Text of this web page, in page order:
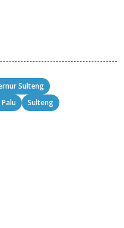
Sulteng
Palu Sulteng